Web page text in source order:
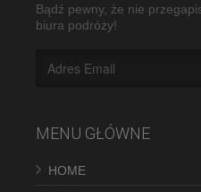
Bądź pewny, że nie
biura podróży!
MENU GŁÓWNE
HOME